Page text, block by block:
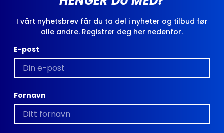
I vårt nyhetsbrev får du ta del i nyheter og tilbud før
alle andre. Registrer deg her nedenfor.
E-post
Fornavn